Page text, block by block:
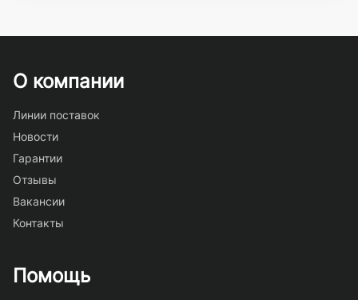
О компании
Линии поставок
Новости
Гарантии
Отзывы
Вакансии
Контакты
Помощь